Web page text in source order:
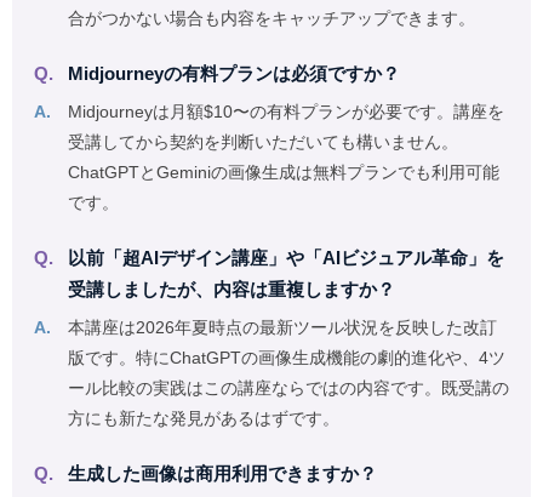
合がつかない場合も内容をキャッチアップできます。
Midjourneyの有料プランは必須ですか？
Midjourneyは月額$10〜の有料プランが必要です。講座を
受講してから契約を判断いただいても構いません。
ChatGPTとGeminiの画像生成は無料プランでも利用可能
です。
以前「超AIデザイン講座」や「AIビジュアル革命」を
受講しましたが、内容は重複しますか？
本講座は2026年夏時点の最新ツール状況を反映した改訂
版です。特にChatGPTの画像生成機能の劇的進化や、4ツ
ール比較の実践はこの講座ならではの内容です。既受講の
方にも新たな発見があるはずです。
生成した画像は商用利用できますか？